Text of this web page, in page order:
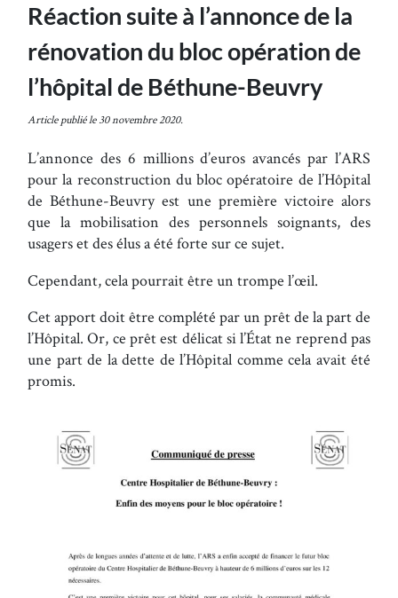
Réaction suite à l’annonce de la
rénovation du bloc opération de
l’hôpital de Béthune-Beuvry
Article publié le 30 novembre 2020.
L’annonce des 6 millions d’euros avancés par l’ARS
pour la reconstruction du bloc opératoire de l’Hôpital
de Béthune-Beuvry est une première victoire alors
que la mobilisation des personnels soignants, des
usagers et des élus a été forte sur ce sujet.
Cependant, cela pourrait être un trompe l’œil.
Cet apport doit être complété par un prêt de la part de
l’Hôpital. Or, ce prêt est délicat si l’État ne reprend pas
une part de la dette de l’Hôpital comme cela avait été
promis.